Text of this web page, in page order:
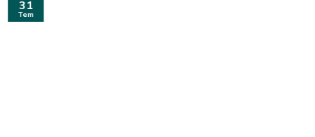
31
Tem